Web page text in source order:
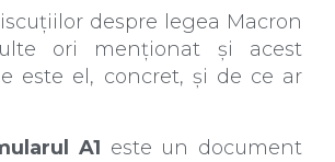
despre legea Macron
ori menționat și acest
este el, concret, și de ce ar
A1 este un document